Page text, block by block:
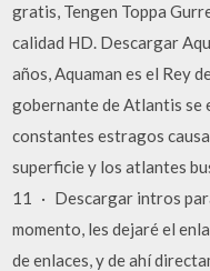
gratis, Tengen Toppa
calidad HD. Descargar
años, Aquaman es el Rey
gobernante de Atlantis se
constantes estragos
superficie y los atlantes
11 · Descargar intros
momento, les dejaré el
de enlaces, y de ahí